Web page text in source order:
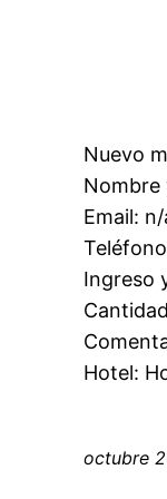
Nuevo
Nombre
Email: n/
Ingreso
Hotel:
octubre